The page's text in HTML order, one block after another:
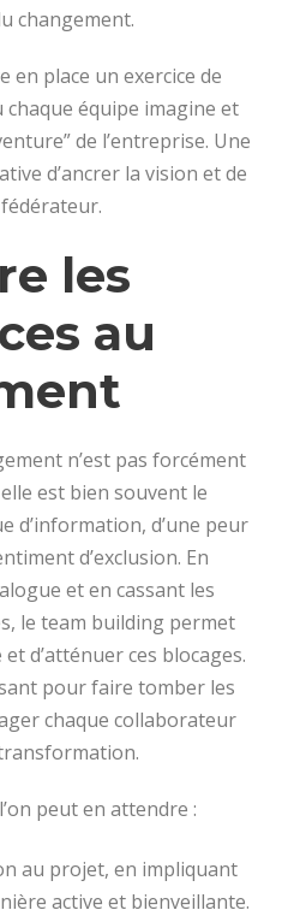
changement.
en place un exercice de
équipe imagine et
de l’entreprise. Une
d’ancrer la vision et de
les
au
n’est pas forcément
est bien souvent le
d’information, d’une peur
d’exclusion. En
et en cassant les
le team building permet
d’atténuer ces blocages.
pour faire tomber les
chaque collaborateur
peut en attendre :
au projet, en impliquant
active et bienveillante.